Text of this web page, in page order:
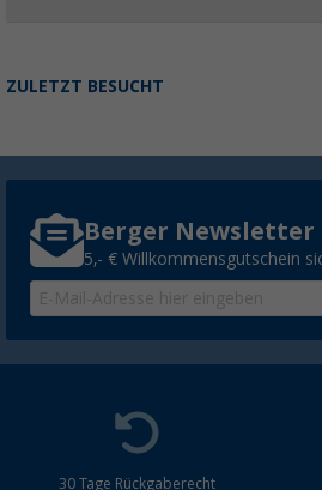
ZULETZT BESUCHT
Berger Newsletter
5,- € Willkommensgutschein
30 Tage Rückgaberecht